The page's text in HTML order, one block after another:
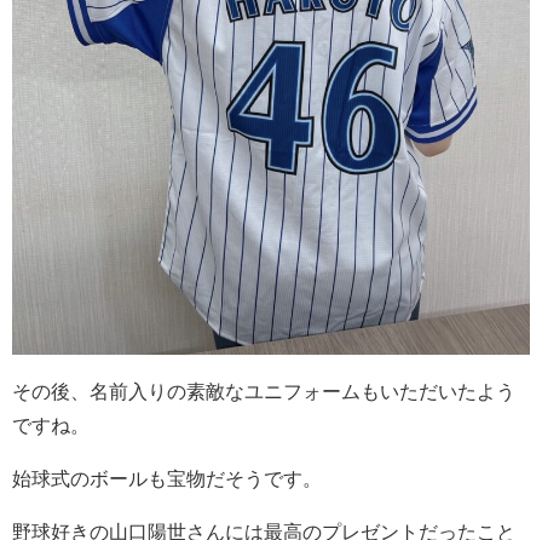
その後、名前入りの素敵なユニフォームもいただいたよう
ですね。
始球式のボールも宝物だそうです。
野球好きの山口陽世さんには最高のプレゼントだったこと